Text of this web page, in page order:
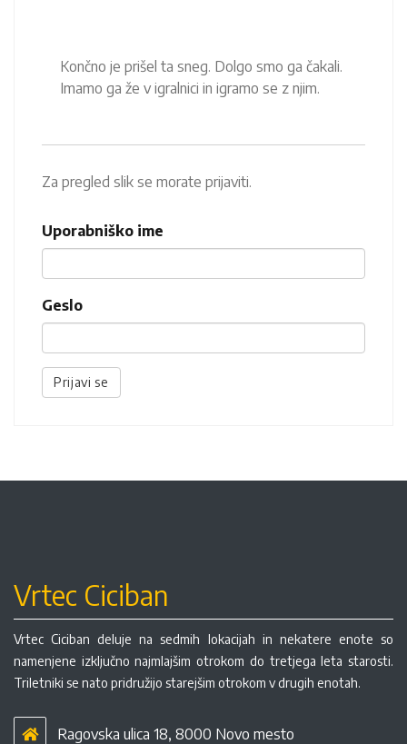
Končno je prišel ta sneg. Dolgo smo ga čakali.
Imamo ga že v igralnici in igramo se z njim.
Za pregled slik se morate prijaviti.
Uporabniško ime
Geslo
Prijavi se
Vrtec Ciciban
Vrtec Ciciban deluje na sedmih lokacijah in nekatere enote so
namenjene izključno najmlajšim otrokom do tretjega leta starosti.
Triletniki se nato pridružijo starejšim otrokom v drugih enotah.
Ragovska ulica 18, 8000 Novo mesto